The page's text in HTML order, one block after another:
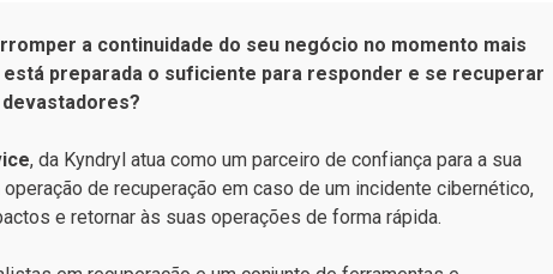
a continuidade do seu negócio no momento mais
está preparada o suficiente para responder e se recuperar
, da Kyndryl atua como um parceiro de confiança para a sua
de recuperação em caso de um incidente cibernético,
e retornar às suas operações de forma rápida.